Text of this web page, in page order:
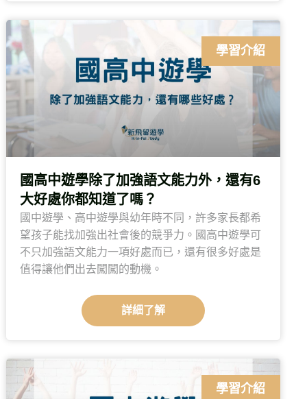
學習介紹
國高中遊學除了加強語文能力外，還有6
大好處你都知道了嗎？
國中遊學、高中遊學與幼年時不同，許多家長都希
望孩子能找加強出社會後的競爭力。國高中遊學可
不只加強語文能力一項好處而已，還有很多好處是
值得讓他們出去闖闖的動機。
詳細了解
學習介紹